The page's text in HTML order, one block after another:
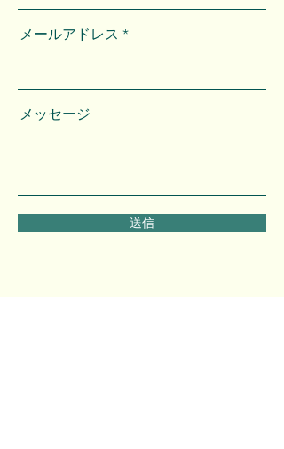
メールアドレス
メッセージ
送信